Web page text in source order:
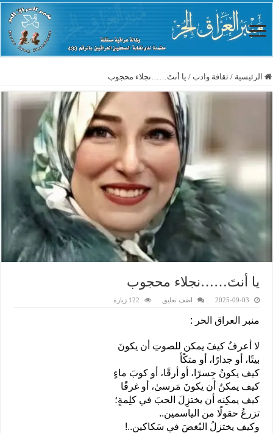
الرئيسية / ثقافة وادب / يا أنتَ……نجلاء محجوب
يا أنتَ……نجلاء محجوب
2025-09-03 اضف تعليق 122 زيارة
منبر العراق الحر :
لا أعرفُ كيفَ يمكن للصوتِ أن يكونَ
بيتًا، أو جدارًا، أو متكًأ
كيف يكونُ جِسرًا، أو أرقًا، أو كوبَ ماءٍ
كيف يمكنُ أن يكونَ مَرسىٰ، أو غرقًا
كيف يمكِنه أن يختزِلَ الحبَ في كلِمةٍ؛
تزرعُ حقولًا من الياسمين..
وكيف يختزلُ البُغضَ في سَكاكينٍ..!